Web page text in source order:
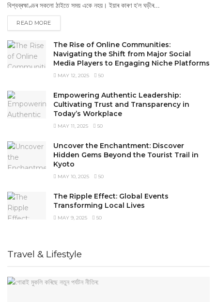
বিশ্বব্ৰহ্মাণ্ডৰ সকলো ঠাইতে সময় একে নহয়। ইয়াৰ কাৰণ হ'ল ঘড়ীৰ...
READ MOREDETAILS
The Rise of Online Communities:
Navigating the Shift from Major Social
Media Players to Engaging Niche Platforms
MAY 12, 2025 50
Empowering Authentic Leadership:
Cultivating Trust and Transparency in
Today’s Workplace
MAY 11, 2025 50
Uncover the Enchantment: Discover
Hidden Gems Beyond the Tourist Trail in
Kyoto
MAY 10, 2025 50
The Ripple Effect: Global Events
Transforming Local Lives
MAY 9, 2025 50
Travel & Lifestyle